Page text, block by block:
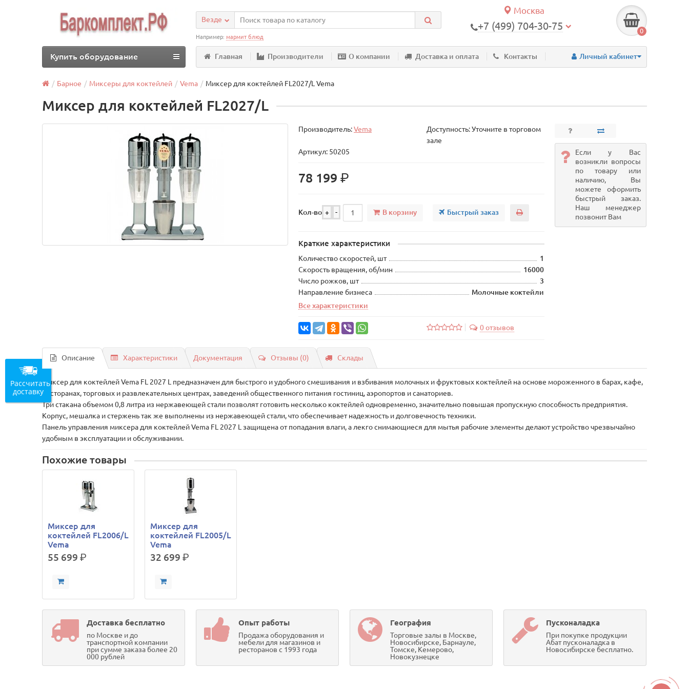
Москва
+7 (499) 704-30-75 0
Везде
Например:мармит блюд
Главная Производители О компании Доставка и оплата Контакты Личный кабинет
Купить оборудование
Барное Миксеры для коктейлей Vema Миксер для коктейлей FL2027/L Vema
Миксер для коктейлей FL2027/L
Производитель:Vema
Доступность: Уточните в торговом
зале
Артикул: 50205
78 199р.
Кол-во + - В корзину Быстрый заказ
Краткие характеристики
Количество скоростей, шт
1
Скорость вращения, об/мин
16000
Число рожков, шт
3
Направление бизнеса
Молочные коктейли
Все характеристики
0 отзывов
Если у Вас
возникли вопросы
по товару или
наличию, Вы
можете оформить
быстрый заказ.
Наш менеджер
позвонит Вам
Описание Характеристики Документация Отзывы (0) Склады
Миксер для коктейлей Vema FL 2027 L предназначен для быстрого и удобного смешивания и взбивания молочных и фруктовых коктейлей на основе мороженного в барах, кафе,
ресторанах, торговых и развлекательных центрах, заведений общественного питания гостиниц, аэропортов и санаториев.
Три стакана объемом 0,8 литра из нержавеющей стали позволят готовить несколько коктейлей одновременно, значительно повышая пропускную способность предприятия.
Корпус, мешалка и стержень так же выполнены из нержавеющей стали, что обеспечивает надежность и долговечность техники.
Панель управления миксера для коктейлей Vema FL 2027 L защищена от попадания влаги, а лекго снимающиеся для мытья рабочие элементы делают устройство чрезвычайно
удобным в эксплуатации и обслуживании.
Похожие товары
Миксер для
коктейлей FL2006/L
Vema
55 699р.
Миксер для
коктейлей FL2005/L
Vema
32 699р.
Доставка бесплатно
по Москве и до
транспортной компании
при сумме заказа более 20
000 рублей
Опыт работы
Продажа оборудования и
мебели для магазинов и
ресторанов с 1993 года
География
Торговые залы в Москве,
Новосибирске, Барнауле,
Томске, Кемерово,
Новокузнецке
Пусконаладка
При покупке продукции
Абат пусконаладка в
Новосибирске бесплатно.
Рассчитать
доставку